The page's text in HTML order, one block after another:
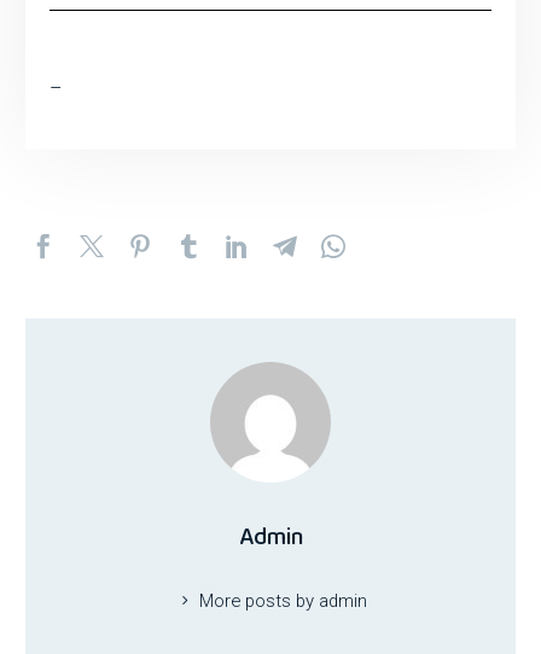
–
Admin
More posts by admin